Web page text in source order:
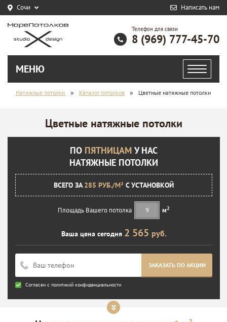
Сочи Написать нам
Телефон для связи
8 (969) 777-45-70
МЕНЮ
Натяжные потолки » Каталог потолков » Цветные натяжные потолки
Цветные натяжные потолки
ПО ПЯТНИЦАМ У НАС
НАТЯЖНЫЕ ПОТОЛКИ
ВСЕГО ЗА285 РУБ./М² С УСТАНОВКОЙ
Площадь Вашего потолка м2
Ваша цена сегодня 2 565 руб.
ЗАКАЗАТЬ ПО АКЦИИ
Согласен с политикой конфиденциальности